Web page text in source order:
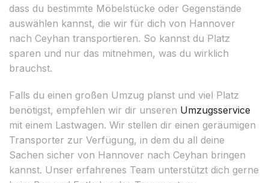
dass du bestimmte Möbelstücke oder Gegenstände
auswählen kannst, die wir für dich von Hannover
nach Ceyhan transportieren. So kannst du Platz
sparen und nur das mitnehmen, was du wirklich
brauchst.
Falls du einen großen Umzug planst und viel Platz
benötigst, empfehlen wir dir unseren Umzugsservice
mit einem Lastwagen. Wir stellen dir einen geräumigen
Transporter zur Verfügung, in dem du all deine
Sachen sicher von Hannover nach Ceyhan bringen
kannst. Unser erfahrenes Team unterstützt dich gerne